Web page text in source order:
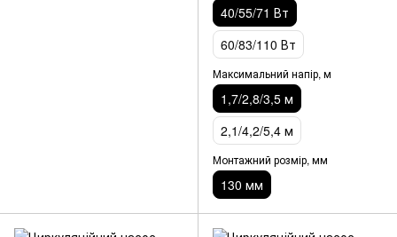
40/55/71 Вт
60/83/110 Вт
Максимальний напір, м
1,7/2,8/3,5 м
2,1/4,2/5,4 м
Монтажний розмір, мм
130 мм